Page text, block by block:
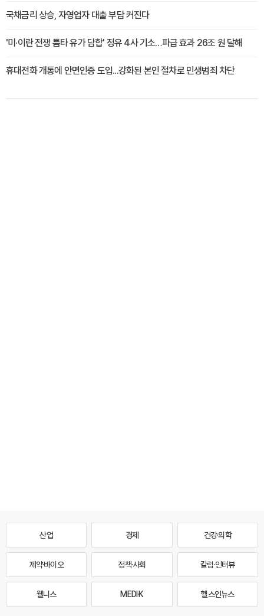
국채금리 상승, 자영업자 대출 부담 커진다
'미·이란 전쟁 틈타 유가 담합' 정유 4사 기소…파급 효과 26조 원 달해
휴대전화 개통에 안면인증 도입...강화된 본인 절차로 민생범죄 차단
산업 경제 건강·의학
제약·바이오 정책·사회 칼럼·인터뷰
웰니스 MEDI·K 헬스인뉴스